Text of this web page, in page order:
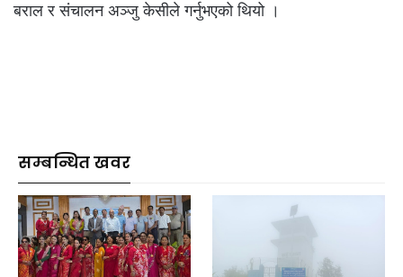
बराल र संचालन अञ्जु केसीले गर्नुभएको थियो ।
सम्बन्धित खवर